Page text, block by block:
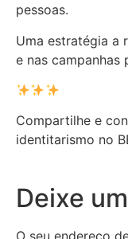
pessoas.
Uma estratégia a
e nas campanhas
Compartilhe e
identitarismo no
Deixe
O seu endereço